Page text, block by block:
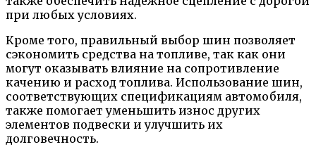
при любых условиях.
Кроме того, правильный выбор шин позволяет
сэкономить средства на топливе, так как они
могут оказывать влияние на сопротивление
качению и расход топлива. Использование шин,
соответствующих спецификациям автомобиля,
также помогает уменьшить износ других
элементов подвески и улучшить их
долговечность.